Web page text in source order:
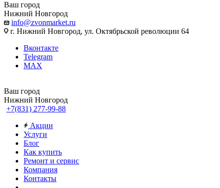
Ваш город
Нижний Новгород
info@zvonmarket.ru
г. Нижний Новгород, ул. Октябрьской революции 64
Вконтакте
Telegram
MAX
Ваш город
Нижний Новгород
+7(831) 277-99-88
Акции
Услуги
Блог
Как купить
Ремонт и сервис
Компания
Контакты